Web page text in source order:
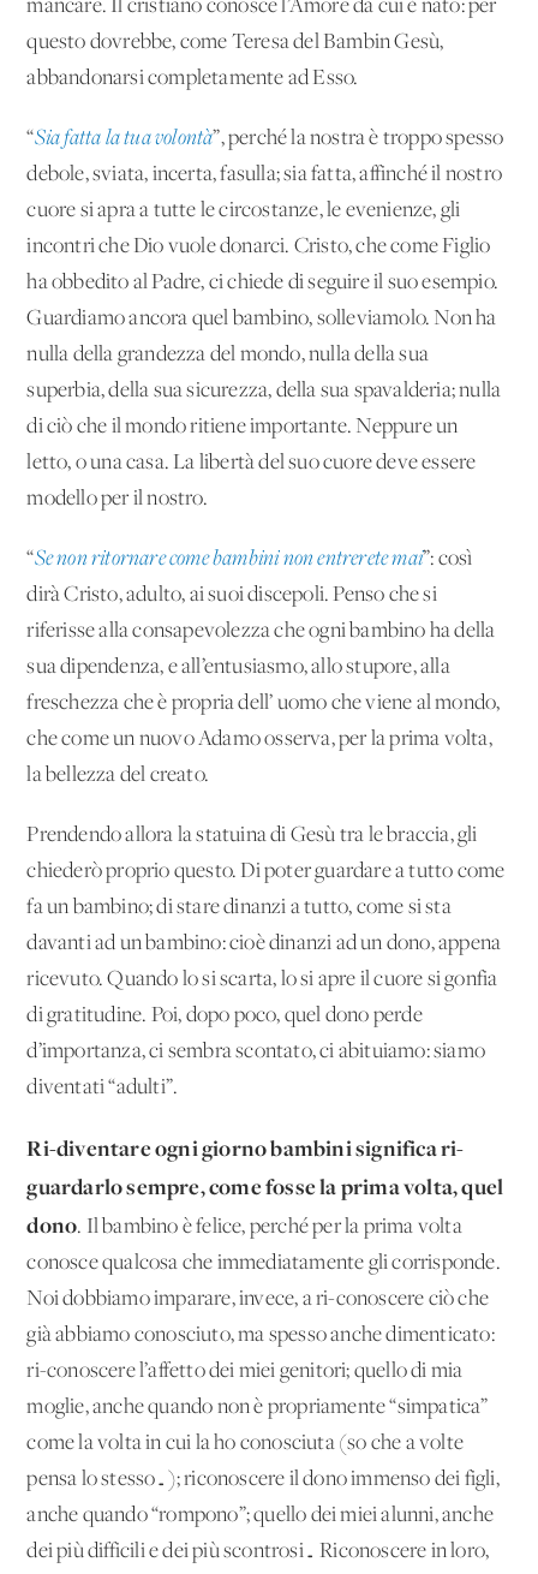
mancare. Il cristiano conosce l’Amore da cui è nato: per
questo dovrebbe, come Teresa del Bambin Gesù,
abbandonarsi completamente ad Esso.
“Sia fatta la tua volontà”, perché la nostra è troppo spesso
debole, sviata, incerta, fasulla; sia fatta, affinché il nostro
cuore si apra a tutte le circostanze, le evenienze, gli
incontri che Dio vuole donarci. Cristo, che come Figlio
ha obbedito al Padre, ci chiede di seguire il suo esempio.
Guardiamo ancora quel bambino, solleviamolo. Non ha
nulla della grandezza del mondo, nulla della sua
superbia, della sua sicurezza, della sua spavalderia; nulla
di ciò che il mondo ritiene importante. Neppure un
letto, o una casa. La libertà del suo cuore deve essere
modello per il nostro.
“Se non ritornare come bambini non entrerete mai”: così
dirà Cristo, adulto, ai suoi discepoli. Penso che si
riferisse alla consapevolezza che ogni bambino ha della
sua dipendenza, e all’entusiasmo, allo stupore, alla
freschezza che è propria dell’ uomo che viene al mondo,
che come un nuovo Adamo osserva, per la prima volta,
la bellezza del creato.
Prendendo allora la statuina di Gesù tra le braccia, gli
chiederò proprio questo. Di poter guardare a tutto come
fa un bambino; di stare dinanzi a tutto, come si sta
davanti ad un bambino: cioè dinanzi ad un dono, appena
ricevuto. Quando lo si scarta, lo si apre il cuore si gonfia
di gratitudine. Poi, dopo poco, quel dono perde
d’importanza, ci sembra scontato, ci abituiamo: siamo
diventati “adulti”.
Ri-diventare ogni giorno bambini significa ri-
guardarlo sempre, come fosse la prima volta, quel
dono. Il bambino è felice, perché per la prima volta
conosce qualcosa che immediatamente gli corrisponde.
Noi dobbiamo imparare, invece, a ri-conoscere ciò che
già abbiamo conosciuto, ma spesso anche dimenticato:
ri-conoscere l’affetto dei miei genitori; quello di mia
moglie, anche quando non è propriamente “simpatica”
come la volta in cui la ho conosciuta (so che a volte
pensa lo stesso…); riconoscere il dono immenso dei figli,
anche quando “rompono”; quello dei miei alunni, anche
dei più difficili e dei più scontrosi… Riconoscere in loro,